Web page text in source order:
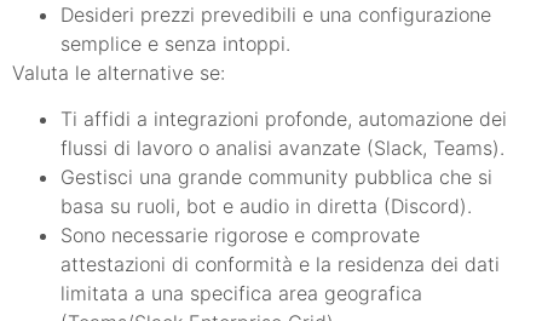
Desideri prezzi prevedibili e una configurazione
semplice e senza intoppi.
Valuta le alternative se:
Ti affidi a integrazioni profonde, automazione dei
flussi di lavoro o analisi avanzate (Slack, Teams).
Gestisci una grande community pubblica che si
basa su ruoli, bot e audio in diretta (Discord).
Sono necessarie rigorose e comprovate
attestazioni di conformità e la residenza dei dati
limitata a una specifica area geografica